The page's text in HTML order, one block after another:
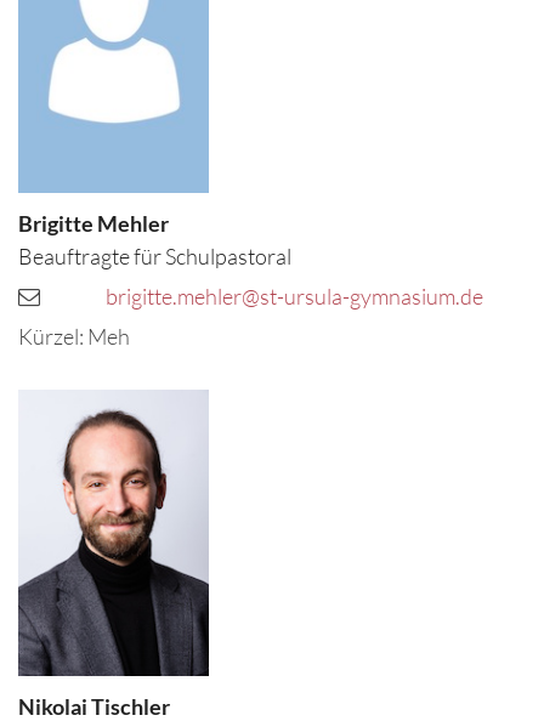
Brigitte Mehler
Beauftragte für Schulpastoral
brigitte.mehler@st-ursula-gymnasium.de
Kürzel: Meh
NikolaiTischler